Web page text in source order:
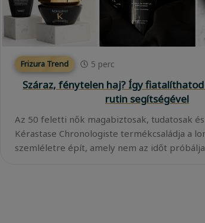
Frizura Trend 5 perc
Száraz, fénytelen haj? Így
rutin segítségével
Az 50 feletti nők magabiztosak, tudatosak
Kérastase Chronologiste termékcsaládja a
szemléletre épít, amely nem az időt próbálja